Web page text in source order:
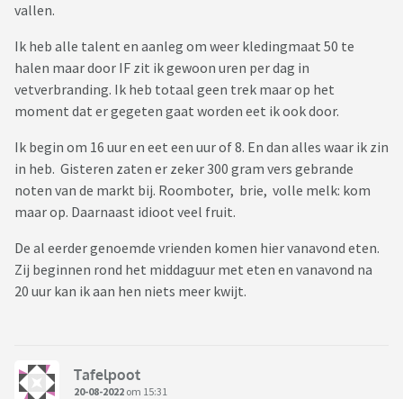
vallen.
Ik heb alle talent en aanleg om weer kledingmaat 50 te
halen maar door IF zit ik gewoon uren per dag in
vetverbranding. Ik heb totaal geen trek maar op het
moment dat er gegeten gaat worden eet ik ook door.
Ik begin om 16 uur en eet een uur of 8. En dan alles waar ik zin
in heb. Gisteren zaten er zeker 300 gram vers gebrande
noten van de markt bij. Roomboter, brie, volle melk: kom
maar op. Daarnaast idioot veel fruit.
De al eerder genoemde vrienden komen hier vanavond eten.
Zij beginnen rond het middaguur met eten en vanavond na
20 uur kan ik aan hen niets meer kwijt.
Tafelpoot
20-08-2022 om 15:31